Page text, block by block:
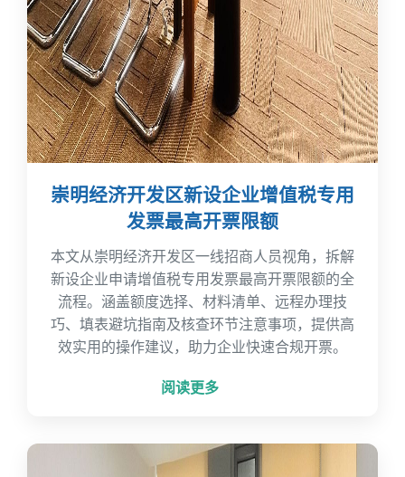
崇明经济开发区新设企业增值税专用
发票最高开票限额
本文从崇明经济开发区一线招商人员视角，拆解
新设企业申请增值税专用发票最高开票限额的全
流程。涵盖额度选择、材料清单、远程办理技
巧、填表避坑指南及核查环节注意事项，提供高
效实用的操作建议，助力企业快速合规开票。
阅读更多